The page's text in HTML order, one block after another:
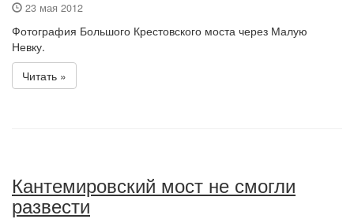
23 мая 2012
Фотография Большого Крестовского моста через Малую
Невку.
Читать »
Кантемировский мост не смогли
развести